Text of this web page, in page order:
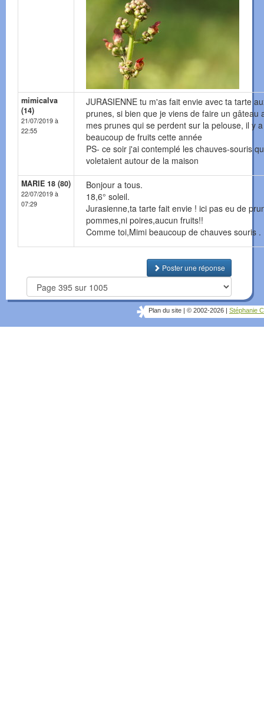
mimicalva
(14)
21/07/2019 à
22:55
JURASIENNE tu m'as fait envie avec ta tarte
prunes, si bien que je viens de faire un gâteau
mes prunes qui se perdent sur la pelouse, il y
beaucoup de fruits cette année
PS- ce soir j'ai contemplé les chauves-souris
voletaient autour de la maison
MARIE 18 (80)
22/07/2019 à
07:29
Bonjour a tous.
18,6° soleil.
Jurasienne,ta tarte fait envie ! ici pas eu de
pommes,ni poires,aucun fruits!!
Comme toi,Mimi beaucoup de chauves souris .
Poster une réponse
Plan du site © 2002-2026 Stéphanie C